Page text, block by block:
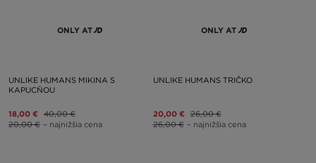
ONLY AT
UNLIKE HUMANS MIKINA S
KAPUCŇOU
18,00 € 40,00 €
20,00 € – najnižšia cena
ONLY AT
UNLIKE HUMANS TRIČKO
20,00 € 26,00 €
26,00 € – najnižšia cena